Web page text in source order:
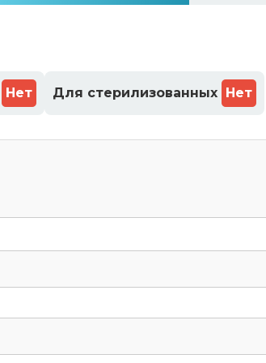
Нет Для стерилизованных Нет